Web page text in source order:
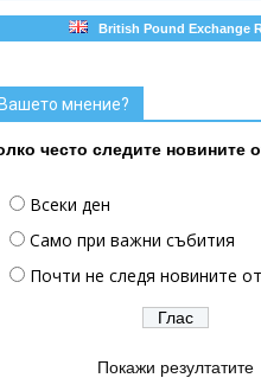
British Pound Exchange
мнение?
често следите новините
Всеки ден
Само при важни събития
Почти не следя новините
Покажи резултатите